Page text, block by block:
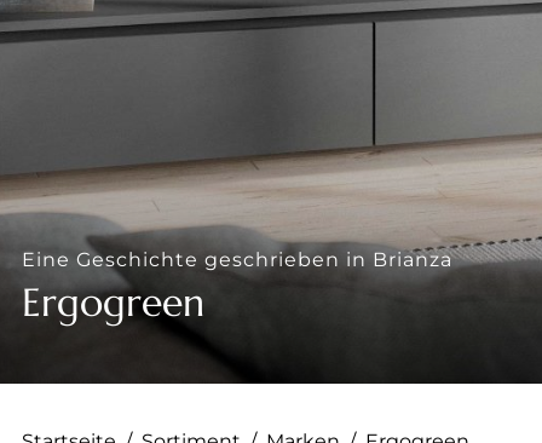
--
Eine Geschichte geschrieben in Brianza
Ergogreen